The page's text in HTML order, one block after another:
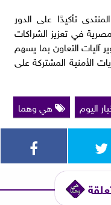
تأكيدًا على الدور
في تعزيز الشراكات
آليات التعاون بما يسهم
الأمنية المشتركة على
اليوم هي وهما